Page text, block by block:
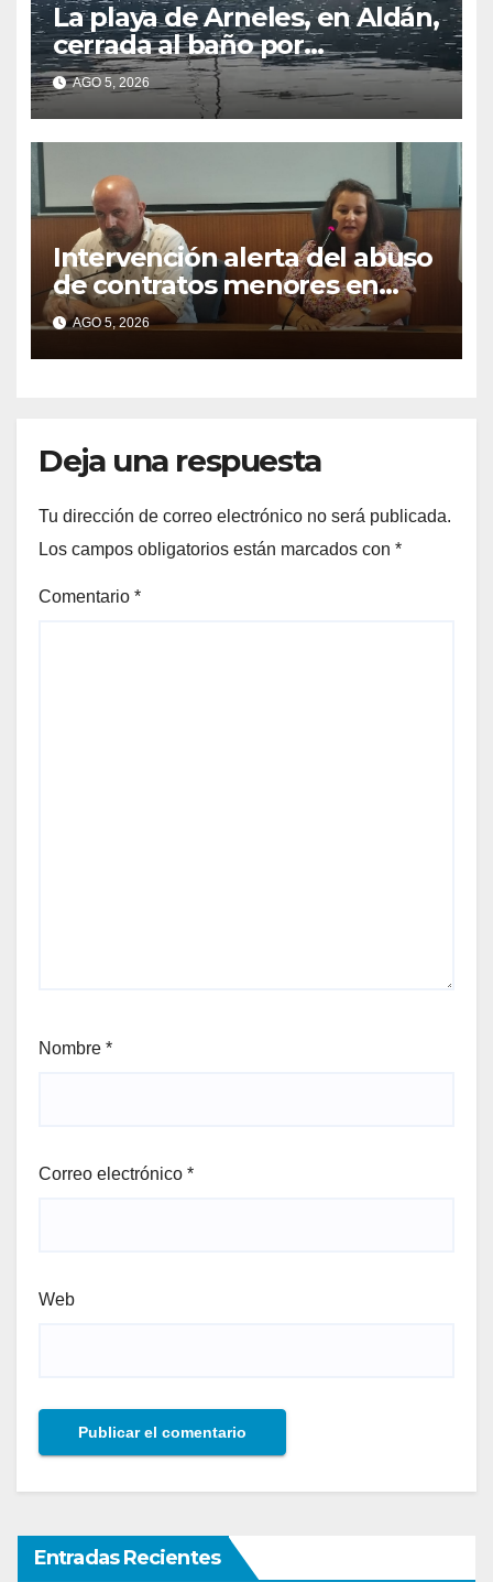
La playa de Arneles, en Aldán,
cerrada al baño por
contaminación del agua tras
detectarse restos fecales
AGO 5, 2026
Intervención alerta del abuso
de contratos menores en
2025
AGO 5, 2026
Deja una respuesta
Tu dirección de correo electrónico no será publicada.
Los campos obligatorios están marcados con *
Comentario *
Nombre *
Correo electrónico *
Web
Entradas Recientes